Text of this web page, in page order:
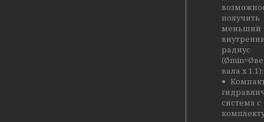
получить
меньший
радиус
вала x 1,1);
система с